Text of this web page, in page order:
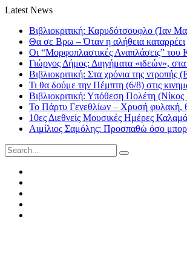
Latest News
Βιβλιοκριτική: Καρυδότσουφλο (Ίαν
Θα σε Βρω – Όταν η αλήθεια καταρρέει
Οι “Μορφοπλαστικές Αναπλάσεις” του
Γιώργος Δήμος: Διηγήματα «ιδεών», στα
Βιβλιοκριτική: Στα χρόνια της
Τι θα δούμε την Πέμπτη (6/8) στις
Βιβλιοκριτική: Υπόθεση Πολέτη
Το Πάρτυ Γενεθλίων – Χρυσή φυλακή,
10ες Διεθνείς Μουσικές Ημέρες
Αιμίλιος Σαμόλης: Προσπαθώ όσο
Search
for: